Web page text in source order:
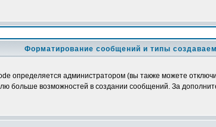
Форматирование сообщений и типы
определяется администратором (вы также можете
больше возможностей в создании сообщений. За